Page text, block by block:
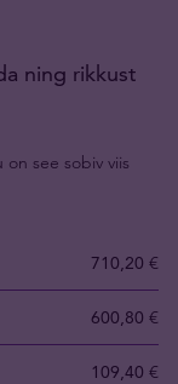
ning rikkust
on see sobiv viis
710,20 €
600,80 €
109,40 €